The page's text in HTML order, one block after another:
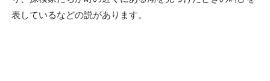
表しているなどの説があります。